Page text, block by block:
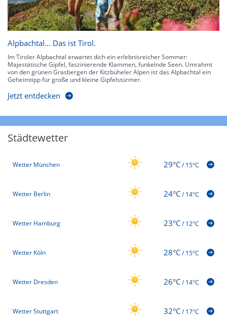
Alpbachtal… Das ist Tirol.
Im Tiroler Alpbachtal erwartet dich ein erlebnisreicher Sommer:
Majestätische Gipfel, faszinierende Klammen, funkelnde Seen. Umrahmt
von den grünen Grasbergen der Kitzbüheler Alpen ist das Alpbachtal ein
Geheimtipp für große und kleine Gipfelstürmer.
Jetzt entdecken
Städtewetter
Wetter München 29°C/15°C
Wetter Berlin 24°C/14°C
Wetter Hamburg 23°C/12°C
Wetter Köln 28°C/15°C
Wetter Dresden 26°C/14°C
Wetter Stuttgart 32°C/17°C